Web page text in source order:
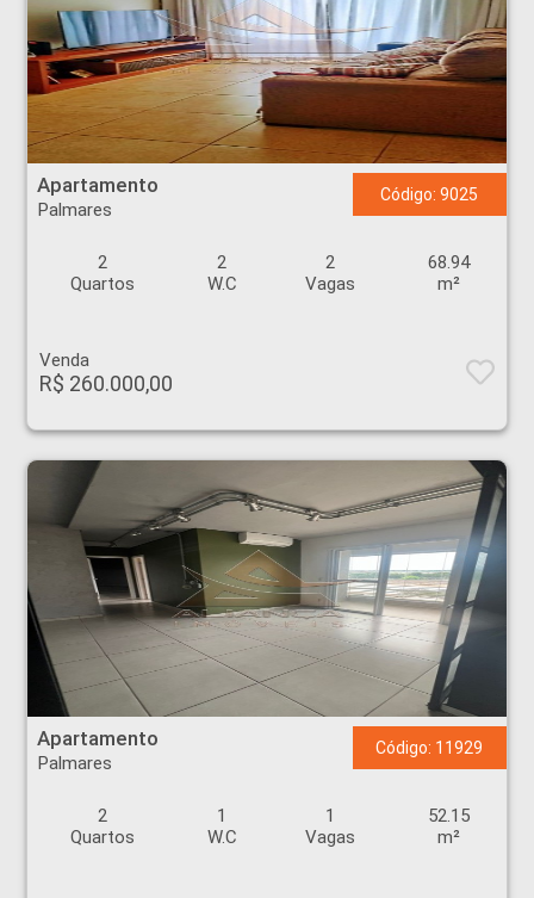
Apartamento - Palmares - Ribeirão Preto
Apartamento
Palmares
Código: 9025
2
Quartos
2
W.C
2
Vagas
68.94
m²
Venda
R$ 260.000,00
Apartamento - Palmares - Ribeirão Preto
Apartamento
Palmares
Código: 11929
2
Quartos
1
W.C
1
Vagas
52.15
m²